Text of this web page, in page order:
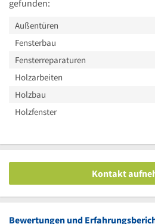
gefunden:
Außentüren
Fensterbau
Fensterreparaturen
Holzarbeiten
Holzbau
Holzfenster
Kontakt
Bewertungen und